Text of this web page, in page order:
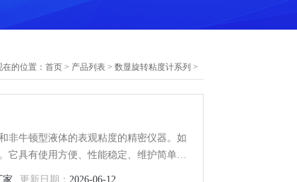
在的位置： 首页 > 产品列表 > 数显旋转粘度计系列 >
非牛顿型液体的表观粘度的精密仪器。如
它具有使用方便、性能稳定、维护简单等
、浆料、橡胶、乳胶、洗涤剂、树脂、炼
家 更新日期： 2026-06-12